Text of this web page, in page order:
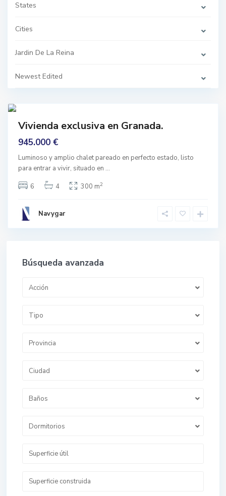
States
Cities
Jardin De La Reina
Newest Edited
l
e
i
,
a
a
Vivienda exclusiva en Granada.
945.000 €
Luminoso y amplio chalet pareado en perfecto estado, listo
para entrar a vivir, situado en ...
6
4 300 m2
Navygar
Búsqueda avanzada
Acción
Tipo
Provincia
Ciudad
Baños
Dormitorios